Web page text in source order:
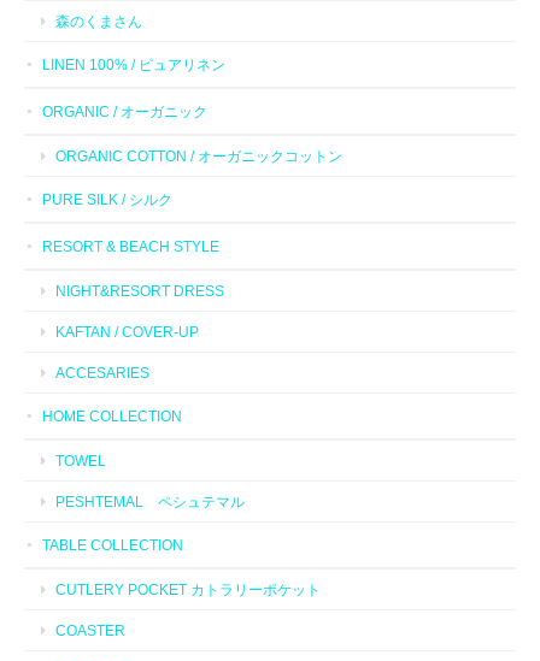
森のくまさん
LINEN 100% / ピュアリネン
ORGANIC / オーガニック
ORGANIC COTTON / オーガニックコットン
PURE SILK / シルク
RESORT & BEACH STYLE
NIGHT&RESORT DRESS
KAFTAN / COVER-UP
ACCESARIES
HOME COLLECTION
TOWEL
PESHTEMAL ペシュテマル
TABLE COLLECTION
CUTLERY POCKET カトラリーポケット
COASTER